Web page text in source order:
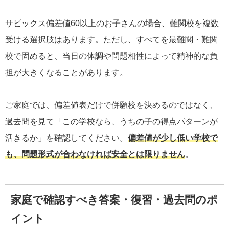
サピックス偏差値60以上のお子さんの場合、難関校を複数
受ける選択肢はあります。ただし、すべてを最難関・難関
校で固めると、当日の体調や問題相性によって精神的な負
担が大きくなることがあります。
ご家庭では、偏差値表だけで併願校を決めるのではなく、
過去問を見て「この学校なら、うちの子の得点パターンが
活きるか」を確認してください。 偏差値が少し低い学校で
も、問題形式が合わなければ安全とは限りません。
家庭で確認すべき答案・復習・過去問のポ
イント